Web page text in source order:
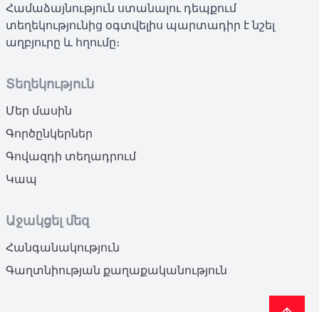
Համաձայնություն ստանալու դեպքում
տեղեկությունից օգտվելիս պարտադիր է նշել
աղբյուրը և հղումը։
Տեղեկություն
Մեր մասին
Գործընկերներ
Գովազդի տեղադրում
Կապ
Աջակցել մեզ
Հանգանակություն
Գաղտնիության քաղաքականություն